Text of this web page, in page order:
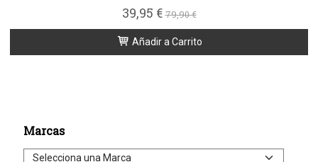
Marcas
39,95 €79,90 €
Añadir a Carrito